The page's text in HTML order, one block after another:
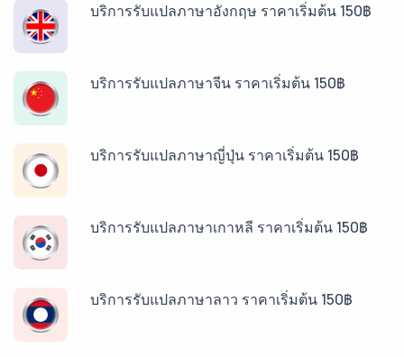
บริการรับแปลภาษาอังกฤษ ราคาเริ่มต้น 150฿
บริการรับแปลภาษาจีน ราคาเริ่มต้น 150฿
บริการรับแปลภาษาญี่ปุ่น ราคาเริ่มต้น 150฿
บริการรับแปลภาษาเกาหลี ราคาเริ่มต้น 150฿
บริการรับแปลภาษาลาว ราคาเริ่มต้น 150฿